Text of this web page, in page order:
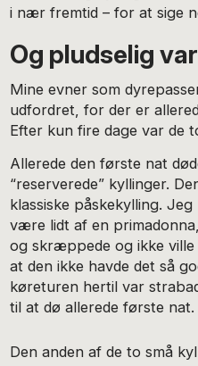
i nær fremtid – for at sige
Og pludselig
Mine evner som
udfordret, for der er
Efter kun fire dage var de
Allerede den første nat
“reserverede” kyllinger.
klassiske påskekylling.
være lidt af en
og skræppede og ikke ville
at den ikke havde det så
køreturen hertil var
til at dø allerede første nat.
Den anden af de to små